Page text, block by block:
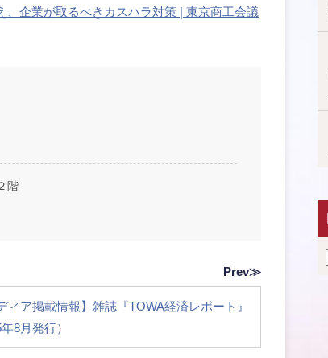
企業が取るべきカスハラ対策 | 東京商工会議
階
Prev≫
ィア掲載情報】雑誌『TOWA経済レポート』
8月発行）